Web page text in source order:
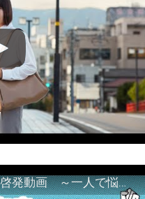
「ギャンブル等依存症対策啓発動画 ～一人で悩まず、家族で悩まず、まず！相談機関へ～」